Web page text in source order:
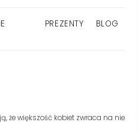
PREZENTY BLOG
że większość kobiet zwraca na nie